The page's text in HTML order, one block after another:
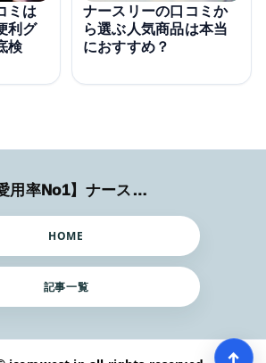
ミは
利グ
検
ナースリーの口コミか
ら選ぶ人気商品は本当
におすすめ？
【看護師愛用率No1】ナースリーで人気の商品はコレ
HOME
記事一覧
↑